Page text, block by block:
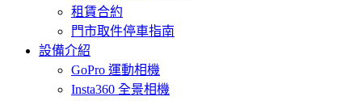
租賃合約
門市取件停車指南
設備介紹
GoPro 運動相機
Insta360 全景相機